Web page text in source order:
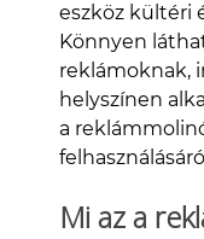
eszköz kültéri
Könnyen
reklámoknak,
helyszínen
a
Mi az a